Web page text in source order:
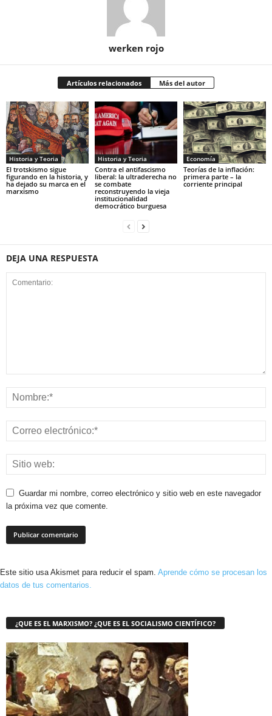
werken rojo
Artículos relacionados Más del autor
Historia y Teoria
El trotskismo sigue
figurando en la historia, y
ha dejado su marca en el
marxismo
Historia y Teoria
Contra el antifascismo
liberal: la ultraderecha no
se combate
reconstruyendo la vieja
institucionalidad
democrático burguesa
Economía
Teorías de la inflación:
primera parte – la
corriente principal
DEJA UNA RESPUESTA
Guardar mi nombre, correo electrónico y sitio web en este navegador
la próxima vez que comente.
Este sitio usa Akismet para reducir el spam. Aprende cómo se procesan los
datos de tus comentarios.
¿QUE ES EL MARXISMO? ¿QUE ES EL SOCIALISMO CIENTÍFICO?